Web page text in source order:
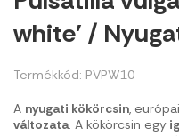
white' /
Termékkód: PVPW10
A nyugati kökörcsin,
változata. A kökörcsin egy